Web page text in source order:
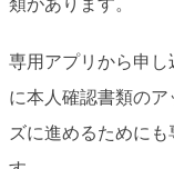
専用アプリから申
に本人確認書類の
ズに進めるために